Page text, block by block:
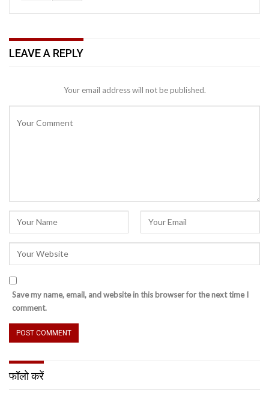
LEAVE A REPLY
Your email address will not be published.
Save my name, email, and website in this browser for the next time I
comment.
फॉलो करें